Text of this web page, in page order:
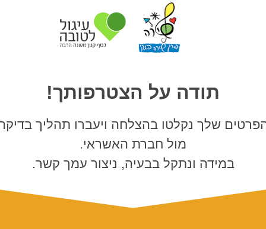
תודה על הצטרפותך!
שלך נקלטו בהצלחה ויעברו תהליך בדיקה
מול חברת האשראי.
במידה ונתקל בבעיה, ניצור עמך קשר.